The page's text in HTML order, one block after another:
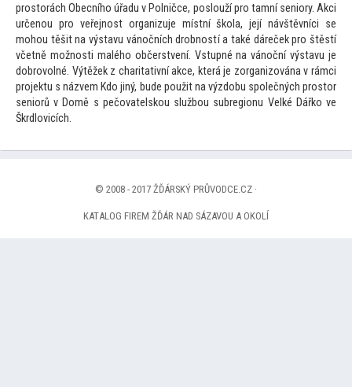
prostorách Obecního úřadu v Polničce, poslouží pro tamní seniory. Akci
určenou pro veřejnost organizuje místní škola, její návštěvníci se
mohou těšit na výstavu vánočních drobností a také dáreček pro štěstí
včetně možnosti malého občerstvení. Vstupné na vánoční výstavu je
dobrovolné. Výtěžek z charitativní akce, která je zorganizována v rámci
projektu s názvem Kdo jiný, bude použit na výzdobu společných prostor
seniorů v Domě s pečovatelskou službou subregionu Velké Dářko ve
Škrdlovicích.
© 2008 - 2017 ŽĎÁRSKÝ PRŮVODCE.CZ ·
KATALOG FIREM ŽĎÁR NAD SÁZAVOU A OKOLÍ